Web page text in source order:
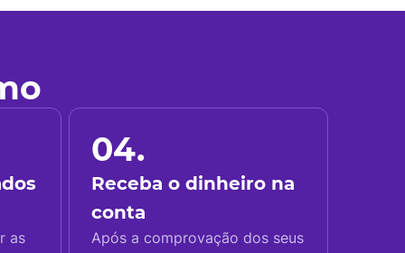
as
04.
Receba o dinheiro na
conta
Após a comprovação dos seus